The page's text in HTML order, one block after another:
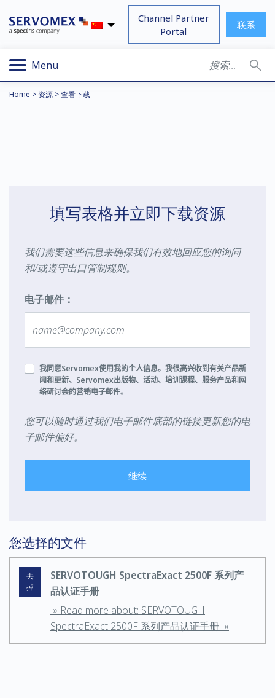
Channel Partner
Portal
联系
Menu
Home > 资源 >查看下载
填写表格并立即下载资源
我们需要这些信息来确保我们有效地回应您的询问
和/或遵守出口管制规则。
电子邮件：
我同意Servomex使用我的个人信息。我很高兴收到有关产品新
闻和更新、 Servomex出版物、活动、培训课程、服务产品和网
络研讨会的营销电子邮件。
您可以随时通过我们电子邮件底部的链接更新您的电
子邮件偏好。
继续
您选择的文件
去
掉
SERVOTOUGH SpectraExact 2500F 系列产
品认证手册
» Read more about: SERVOTOUGH
SpectraExact 2500F 系列产品认证手册 »